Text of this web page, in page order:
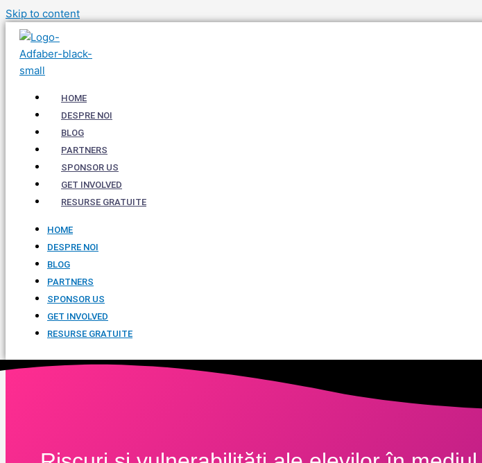
Skip to content
HOME
DESPRE NOI
BLOG
PARTNERS
SPONSOR US
GET INVOLVED
RESURSE GRATUITE
HOME
DESPRE NOI
BLOG
PARTNERS
SPONSOR US
GET INVOLVED
RESURSE GRATUITE